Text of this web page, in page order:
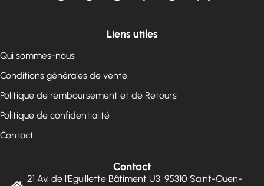
Liens utiles
Qui sommes-nous
Conditions générales de vente
Politique de remboursement et de Retours
Politique de confidentialité
Contact
Contact
21 Av. de l'Eguillette Bâtiment U3, 95310 Saint-Ouen-